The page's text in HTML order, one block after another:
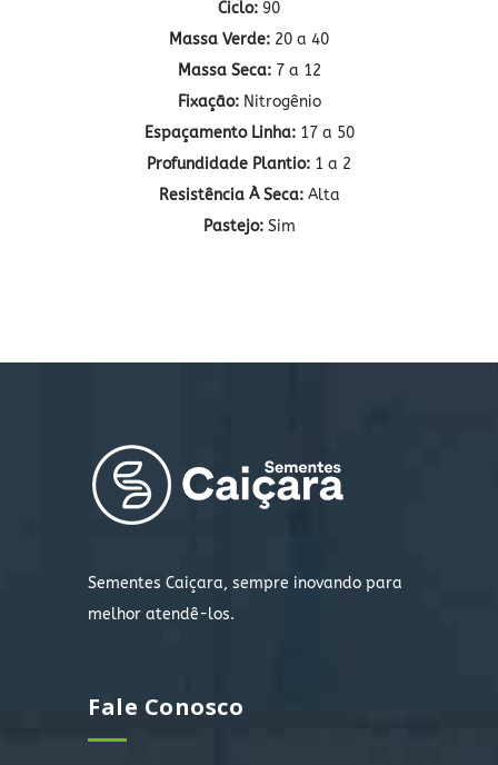
Ciclo: 90
Massa Verde: 20 a 40
Massa Seca:7 a 12
Fixação:Nitrogênio
Espaçamento Linha:17 a 50
Profundidade Plantio: 1 a 2
Resistência À Seca:Alta
Pastejo:Sim
Sementes Caiçara, sempre inovando para
melhor atendê-los.
Fale Conosco